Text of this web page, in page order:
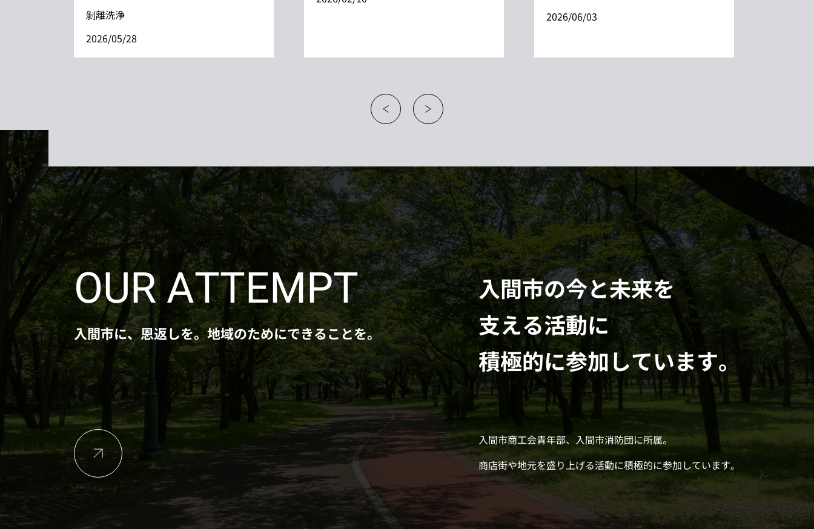
剝離洗浄
2026/05/28
2026/06/03
OUR ATTEMPT
入間市に、恩返しを。地域のためにできることを。
入間市の今と未来を
支える活動に
積極的に参加しています。
入間市商工会青年部、入間市消防団に所属。
商店街や地元を盛り上げる活動に積極的に参加しています。